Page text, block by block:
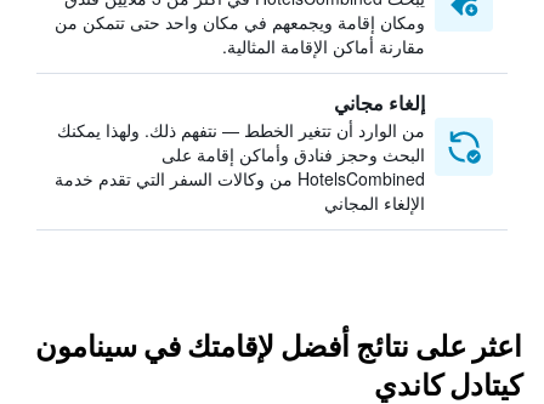
ومكان إقامة ويجمعهم في مكان واحد حتى تتمكن من
مقارنة أماكن الإقامة المثالية.
إلغاء مجاني
من الوارد أن تتغير الخطط — نتفهم ذلك. ولهذا يمكنك
البحث وحجز فنادق وأماكن إقامة على
HotelsCombined من وكالات السفر التي تقدم خدمة
الإلغاء المجاني
اعثر على نتائج أفضل لإقامتك في سينامون
كيتادل كاندي